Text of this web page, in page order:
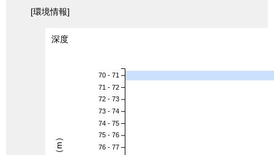
[環境情報]
深度
70 - 71
71 - 72
72 - 73
73 - 74
74 - 75
75 - 76
76 - 77